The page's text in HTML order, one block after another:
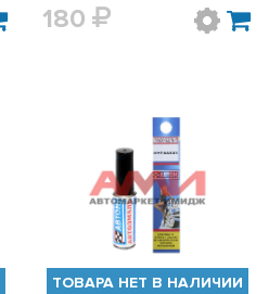
180
БЫСТРЫЙ ПРОСМОТР
ТОВАРА НЕТ В НАЛИЧИИ